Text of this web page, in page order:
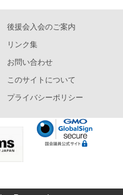
後援会入会のご案内
リンク集
お問い合わせ
このサイトについて
プライバシーポリシー